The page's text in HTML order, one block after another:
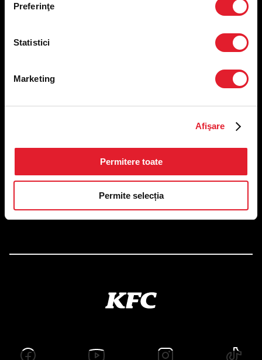
Preferinţe
Statistici
Marketing
Afişare
Permitere toate
Permite selecția
Condiții de desfășurare „Descarcă KFC APP”
Restaurante
CAMERA 5, Etaj 2
Autorizații și avize